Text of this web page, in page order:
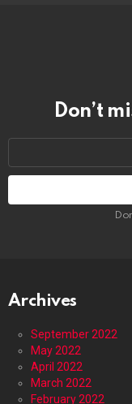
Don’t
Archives
September 2022
May 2022
April 2022
March 2022
February 2022